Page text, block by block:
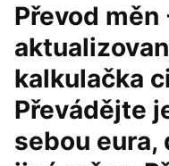
Převod
kalkulačka
Převádějte
sebou eura,